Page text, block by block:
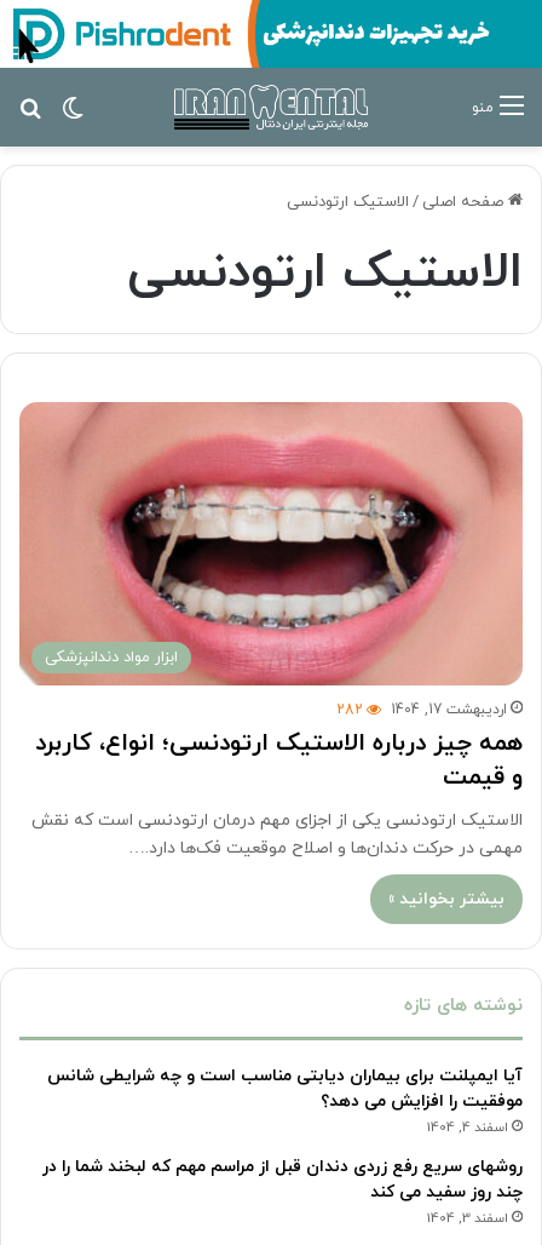
تغییر منو
صفحه اصلی / الاستیک ارتودنسی
الاستیک ارتودنسی
ابزار مواد دندانپزشکی
اردیبهشت 17, 1404 282
همه چیز درباره الاستیک ارتودنسی؛ انواع، کاربرد
و قیمت
الاستیک ارتودنسی یکی از اجزای مهم درمان ارتودنسی است که نقش
مهمی در حرکت دندان‌ها و اصلاح موقعیت فک‌ها دارد.…
بیشتر بخوانید »
نوشته های تازه
آیا ایمپلنت برای بیماران دیابتی مناسب است و چه شرایطی شانس
موفقیت را افزایش می دهد؟
اسفند 4, 1404
روشهای سریع رفع زردی دندان قبل از مراسم مهم که لبخند شما را در
چند روز سفید می کند
اسفند 3, 1404